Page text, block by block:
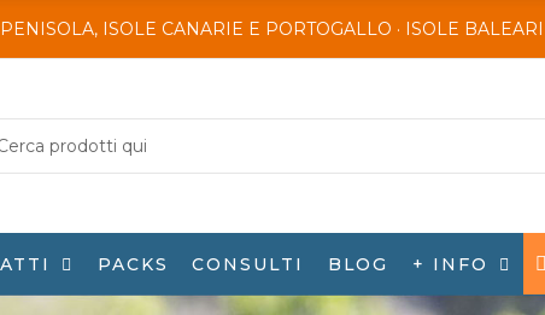
ISOLE CANARIE E PORTOGALLO · ISOLE
PACKS CONSULTI BLOG + INFO